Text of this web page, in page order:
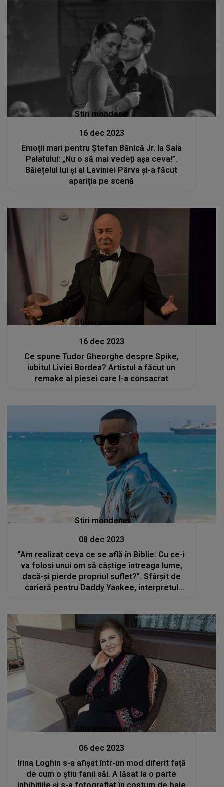
Stiri mondene
16 dec 2023
Emoții mari pentru Ștefan Bănică Jr. la Sala
Palatului: „Nu o să mai vedeți așa ceva!”.
Băiețelul lui și al Laviniei Pârva și-a făcut
apariția pe scenă
Stiri mondene
16 dec 2023
Ce spune Tudor Gheorghe despre Spike,
iubitul Liviei Bordea? Artistul a făcut un
remake al piesei care l-a consacrat
Stiri mondene
08 dec 2023
"Am realizat ceva ce se află în Biblie: Cu ce-i
va folosi unui om să câștige întreaga lume,
dacă-și pierde propriul suflet?". Sfârșit de
carieră pentru Daddy Yankee, interpretul
Stiri mondene
06 dec 2023
Irina Loghin s-a afișat într-un mod diferit față
de cum o știu fanii săi. A lăsat la o parte